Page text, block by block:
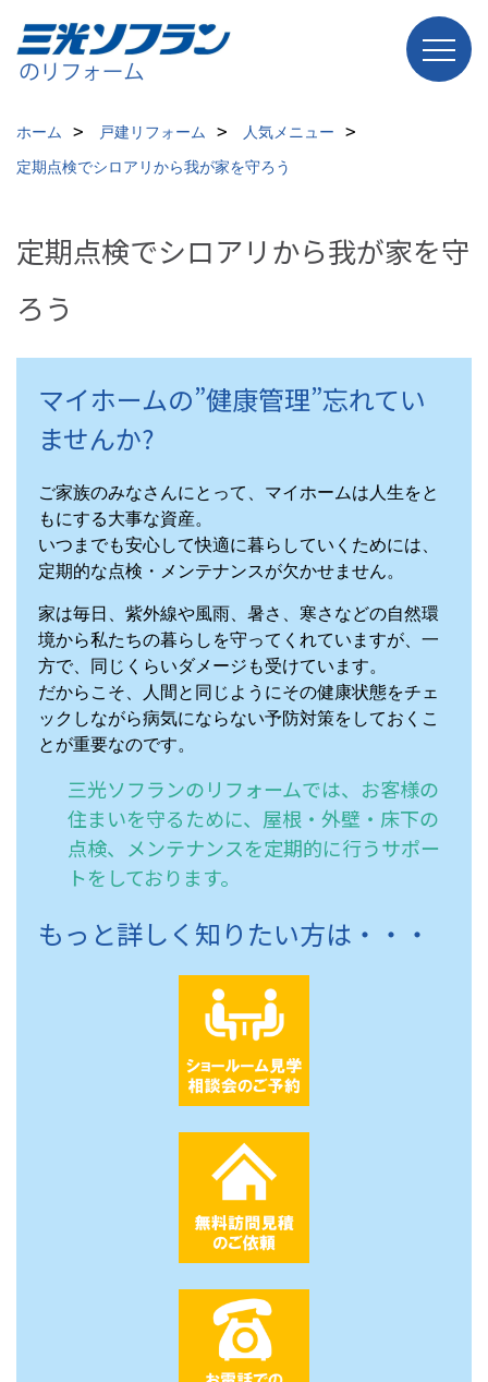
ホーム 戸建リフォーム
人気メニュー
定期点検でシロアリから我が家を守ろう
定期点検でシロアリから我が家を守
ろう
マイホームの”健康管理”忘れてい
ませんか?
ご家族のみなさんにとって、マイホームは人生をと
もにする大事な資産。
いつまでも安心して快適に暮らしていくためには、
定期的な点検・メンテナンスが欠かせません。
家は毎日、紫外線や風雨、暑さ、寒さなどの自然環
境から私たちの暮らしを守ってくれていますが、一
方で、同じくらいダメージも受けています。
だからこそ、人間と同じようにその健康状態をチェ
ックしながら病気にならない予防対策をしておくこ
とが重要なのです。
三光ソフランのリフォームでは、お客様の
住まいを守るために、屋根・外壁・床下の
点検、メンテナンスを定期的に行うサポー
トをしております。
もっと詳しく知りたい方は・・・